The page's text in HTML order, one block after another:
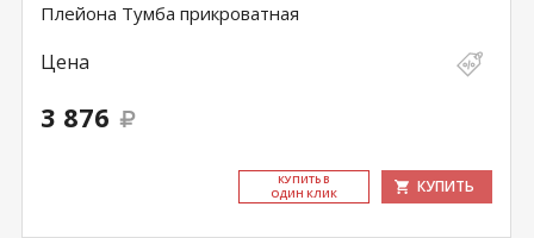
Плейона Тумба прикроватная
Цена
3 876
КУ­ПИТЬ В
ОДИН КЛИК
КУПИТЬ